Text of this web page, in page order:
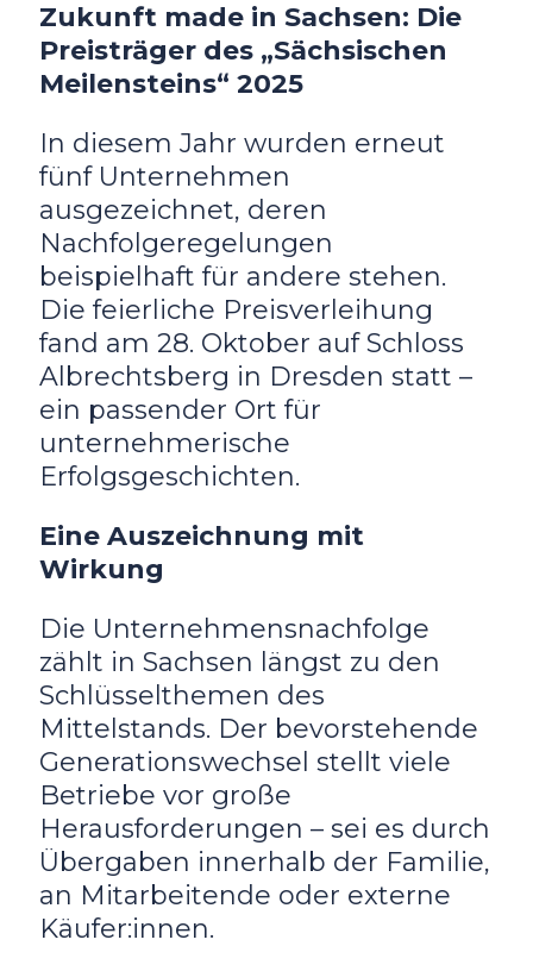
Zukunft made in Sachsen: Die
Preisträger des „Sächsischen
Meilensteins“ 2025
In diesem Jahr wurden erneut
fünf Unternehmen
ausgezeichnet, deren
Nachfolgeregelungen
beispielhaft für andere stehen.
Die feierliche Preisverleihung
fand am 28. Oktober auf Schloss
Albrechtsberg in Dresden statt –
ein passender Ort für
unternehmerische
Erfolgsgeschichten.
Eine Auszeichnung mit
Wirkung
Die Unternehmensnachfolge
zählt in Sachsen längst zu den
Schlüsselthemen des
Mittelstands. Der bevorstehende
Generationswechsel stellt viele
Betriebe vor große
Herausforderungen – sei es durch
Übergaben innerhalb der Familie,
an Mitarbeitende oder externe
Käufer:innen.